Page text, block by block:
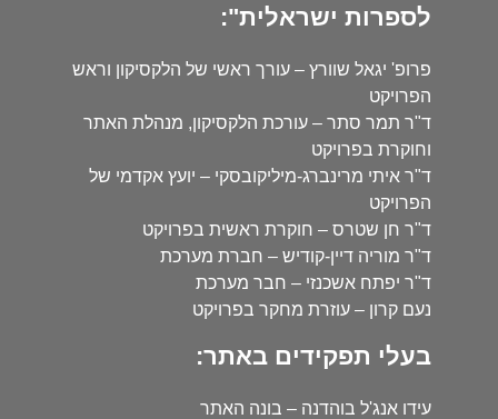
לספרות ישראלית":
פרופ' יגאל שוורץ – עורך ראשי של הלקסיקון וראש
הפרויקט
ד"ר תמר סתר – עורכת הלקסיקון, מנהלת האתר
וחוקרת בפרויקט
ד"ר איתי מרינברג-מיליקובסקי – יועץ אקדמי של
הפרויקט
ד"ר חן שטרס – חוקרת ראשית בפרויקט
ד"ר מוריה דיין-קודיש – חברת מערכת
ד"ר יפתח אשכנזי – חבר מערכת
נעם קרון – עוזרת מחקר בפרויקט
בעלי תפקידים באתר:
עידו אנג'ל בוהדנה – בונה האתר